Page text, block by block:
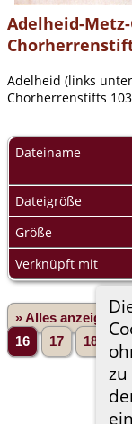
Adelheid-
Adelheid (links
Chorherrenstifts
Dateiname
Dateigröße
Größe
Verknüpft mit
» Alles anzeigen
16
17 18 19